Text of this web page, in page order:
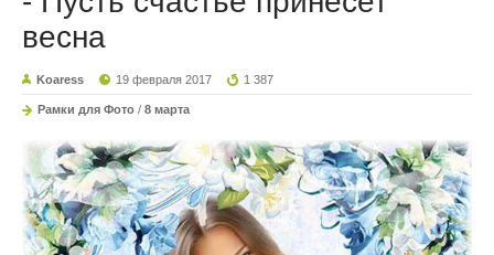
весна
Koaress 19 февраля 2017 1 387
Рамки для Фото / 8 марта